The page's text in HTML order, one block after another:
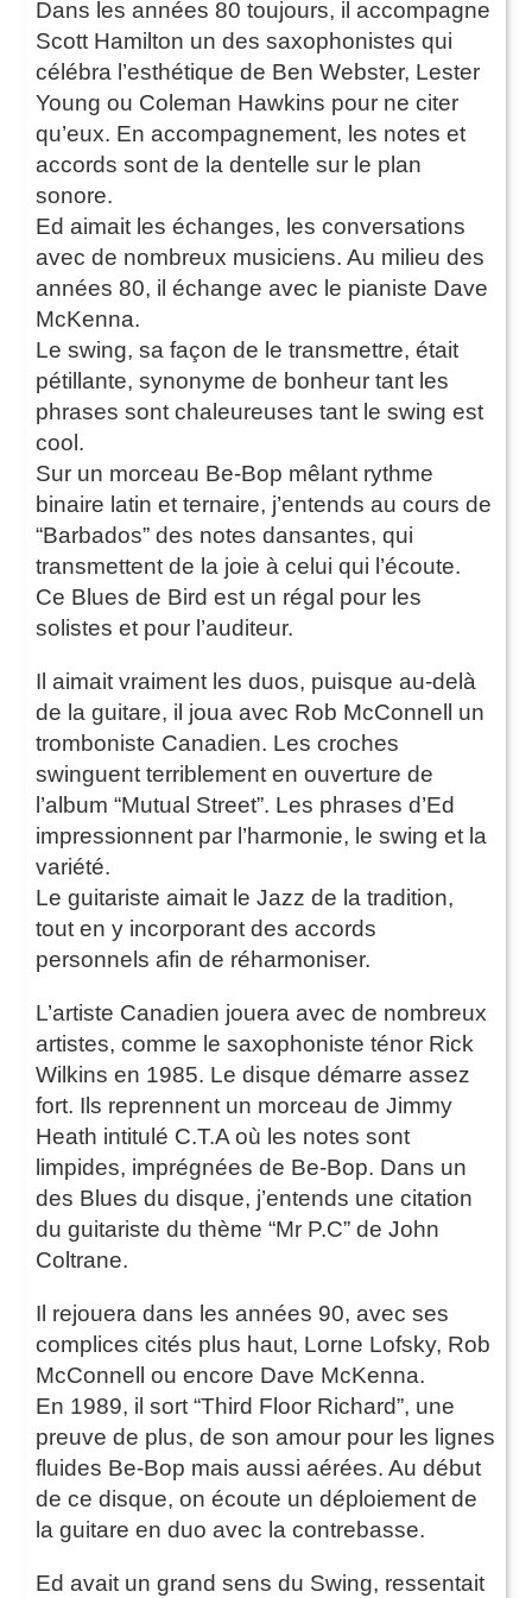
Dans les années 80 toujours, il accompagne
Scott Hamilton un des saxophonistes qui
célébra l’esthétique de Ben Webster, Lester
Young ou Coleman Hawkins pour ne citer
qu’eux. En accompagnement, les notes et
accords sont de la dentelle sur le plan
sonore.
Ed aimait les échanges, les conversations
avec de nombreux musiciens. Au milieu des
années 80, il échange avec le pianiste Dave
McKenna.
Le swing, sa façon de le transmettre, était
pétillante, synonyme de bonheur tant les
phrases sont chaleureuses tant le swing est
cool.
Sur un morceau Be-Bop mêlant rythme
binaire latin et ternaire, j’entends au cours de
“Barbados” des notes dansantes, qui
transmettent de la joie à celui qui l’écoute.
Ce Blues de Bird est un régal pour les
solistes et pour l’auditeur.
Il aimait vraiment les duos, puisque au-delà
de la guitare, il joua avec Rob McConnell un
tromboniste Canadien. Les croches
swinguent terriblement en ouverture de
l’album “Mutual Street”. Les phrases d’Ed
impressionnent par l’harmonie, le swing et la
variété.
Le guitariste aimait le Jazz de la tradition,
tout en y incorporant des accords
personnels afin de réharmoniser.
L’artiste Canadien jouera avec de nombreux
artistes, comme le saxophoniste ténor Rick
Wilkins en 1985. Le disque démarre assez
fort. Ils reprennent un morceau de Jimmy
Heath intitulé C.T.A où les notes sont
limpides, imprégnées de Be-Bop. Dans un
des Blues du disque, j’entends une citation
du guitariste du thème “Mr P.C” de John
Coltrane.
Il rejouera dans les années 90, avec ses
complices cités plus haut, Lorne Lofsky, Rob
McConnell ou encore Dave McKenna.
En 1989, il sort “Third Floor Richard”, une
preuve de plus, de son amour pour les lignes
fluides Be-Bop mais aussi aérées. Au début
de ce disque, on écoute un déploiement de
la guitare en duo avec la contrebasse.
Ed avait un grand sens du Swing, ressentait